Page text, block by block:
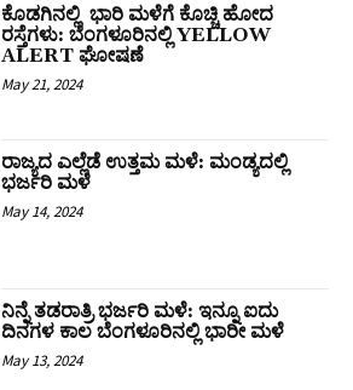
ಕೊಡಗಿನಲ್ಲಿ ಭಾರಿ ಮಳೆಗೆ ಕೊಚ್ಚಿ ಹೋದ
ರಸ್ತೆಗಳು: ಬೆಂಗಳೂರಿನಲ್ಲಿ YELLOW
ALERT ಘೋಷಣೆ
May 21, 2024
ರಾಜ್ಯದ ಎಲ್ಲೆಡೆ ಉತ್ತಮ ಮಳೆ: ಮಂಡ್ಯದಲ್ಲಿ
ಭರ್ಜರಿ ಮಳೆ
May 14, 2024
ನಿನ್ನೆ ತಡರಾತ್ರಿ ಭರ್ಜರಿ ಮಳೆ: ಇನ್ನೂ ಐದು
ದಿನಗಳ ಕಾಲ ಬೆಂಗಳೂರಿನಲ್ಲಿ ಭಾರೀ ಮಳೆ
May 13, 2024